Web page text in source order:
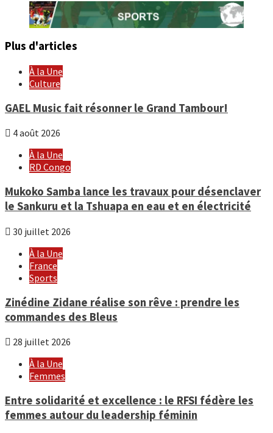
Plus d'articles
À la Une
Culture
GAEL Music fait résonner le Grand Tambour!
4 août 2026
À la Une
RD Congo
Mukoko Samba lance les travaux pour désenclaver
le Sankuru et la Tshuapa en eau et en électricité
30 juillet 2026
À la Une
France
Sports
Zinédine Zidane réalise son rêve : prendre les
commandes des Bleus
28 juillet 2026
À la Une
Femmes
Entre solidarité et excellence : le RFSI fédère les
femmes autour du leadership féminin